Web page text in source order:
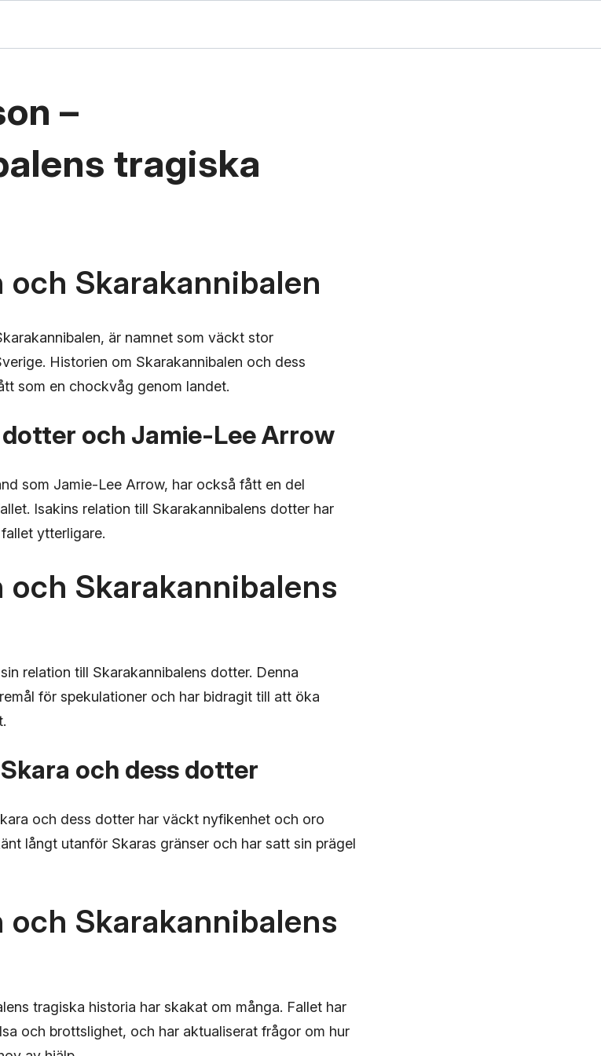
–
tragiska
och Skarakannibalen
är namnet som väckt stor
Historien om Skarakannibalen och dess
som en chockvåg genom landet.
och Jamie-Lee Arrow
som Jamie-Lee Arrow, har också fått en del
Isakins relation till Skarakannibalens dotter har
ytterligare.
och Skarakannibalens
relation till Skarakannibalens dotter. Denna
för spekulationer och har bidragit till att öka
och dess dotter
och dess dotter har väckt nyfikenhet och oro
långt utanför Skaras gränser och har satt sin prägel
och Skarakannibalens
tragiska historia har skakat om många. Fallet har
och brottslighet, och har aktualiserat frågor om hur